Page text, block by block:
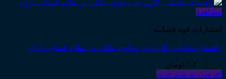
مشاهده
انتشارات قوه قضاییه
راهنمای تحلیلی، کاربردی دعاوی ملکی در نظام قضایی ایران
۱,۲۰۰,۰۰۰ تومان
افزودن به سبد خرید